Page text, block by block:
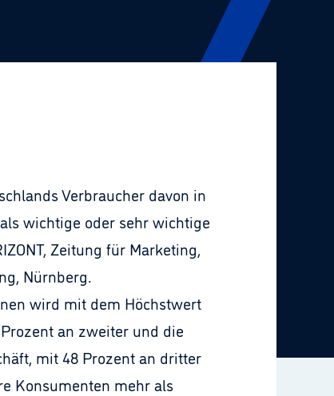
Verbraucher davon in
wichtige oder sehr wichtige
Zeitung für Marketing,
Nürnberg.
wird mit dem Höchstwert
an zweiter und die
mit 48 Prozent an dritter
Konsumenten mehr als